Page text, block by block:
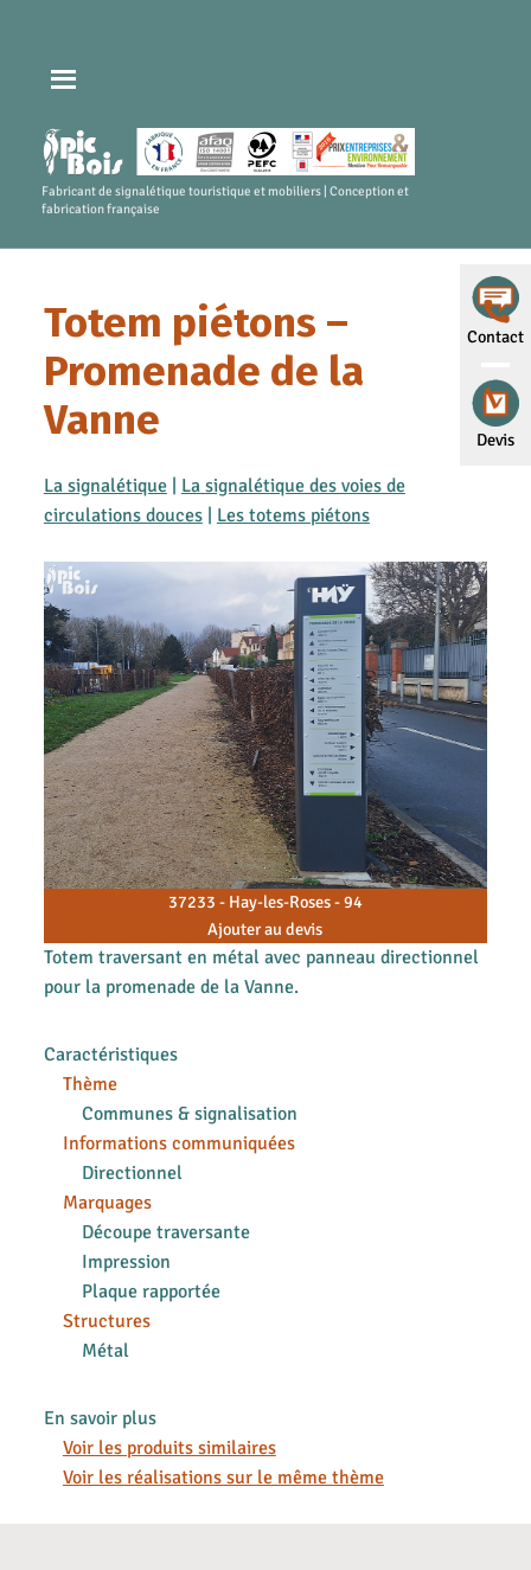
Contact
Devis
Fabricant de signalétique touristique et mobiliers | Conception et
fabrication française
Totem piétons –
Promenade de la
Vanne
La signalétique| La signalétique des voies de
circulations douces| Les totems piétons
37233 - Hay-les-Roses - 94
Ajouter au devis
Totem traversant en métal avec panneau directionnel
pour la promenade de la Vanne.
Caractéristiques
Thème
Communes & signalisation
Informations communiquées
Directionnel
Marquages
Découpe traversante
Impression
Plaque rapportée
Structures
Métal
En savoir plus
Voir les produits similaires
Voir les réalisations sur le même thème